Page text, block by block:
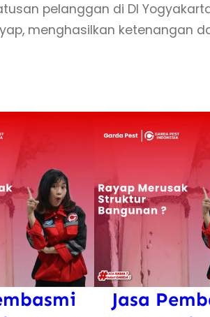
pelanggan di DI
menghasilkan ketenangan
Jasa